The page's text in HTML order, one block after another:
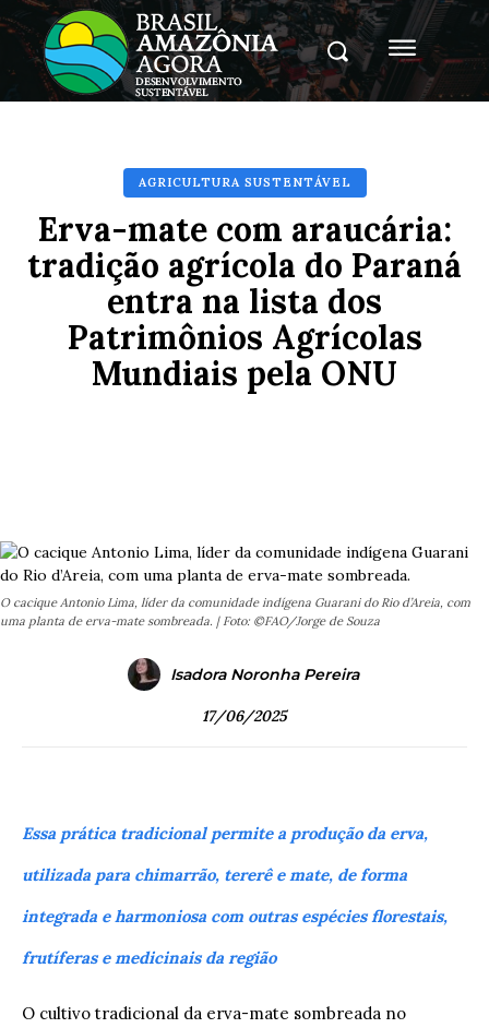
AGRICULTURA SUSTENTÁVEL
Erva-mate com araucária:
tradição agrícola do Paraná
entra na lista dos
Patrimônios Agrícolas
Mundiais pela ONU
O cacique Antonio Lima, líder da comunidade indígena Guarani do Rio d’Areia, com
uma planta de erva-mate sombreada. | Foto: ©FAO/Jorge de Souza
Isadora Noronha Pereira
17/06/2025
Essa prática tradicional permite a produção da erva,
utilizada para chimarrão, tererê e mate, de forma
integrada e harmoniosa com outras espécies florestais,
frutíferas e medicinais da região
O cultivo tradicional da erva-mate sombreada no